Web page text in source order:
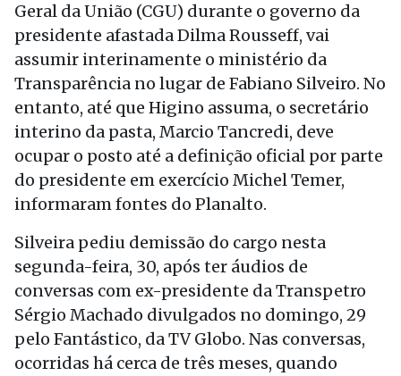
Geral da União (CGU) durante o governo da
presidente afastada Dilma Rousseff, vai
assumir interinamente o ministério da
Transparência no lugar de Fabiano Silveiro. No
entanto, até que Higino assuma, o secretário
interino da pasta, Marcio Tancredi, deve
ocupar o posto até a definição oficial por parte
do presidente em exercício Michel Temer,
informaram fontes do Planalto.
Silveira pediu demissão do cargo nesta
segunda-feira, 30, após ter áudios de
conversas com ex-presidente da Transpetro
Sérgio Machado divulgados no domingo, 29
pelo Fantástico, da TV Globo. Nas conversas,
ocorridas há cerca de três meses, quando